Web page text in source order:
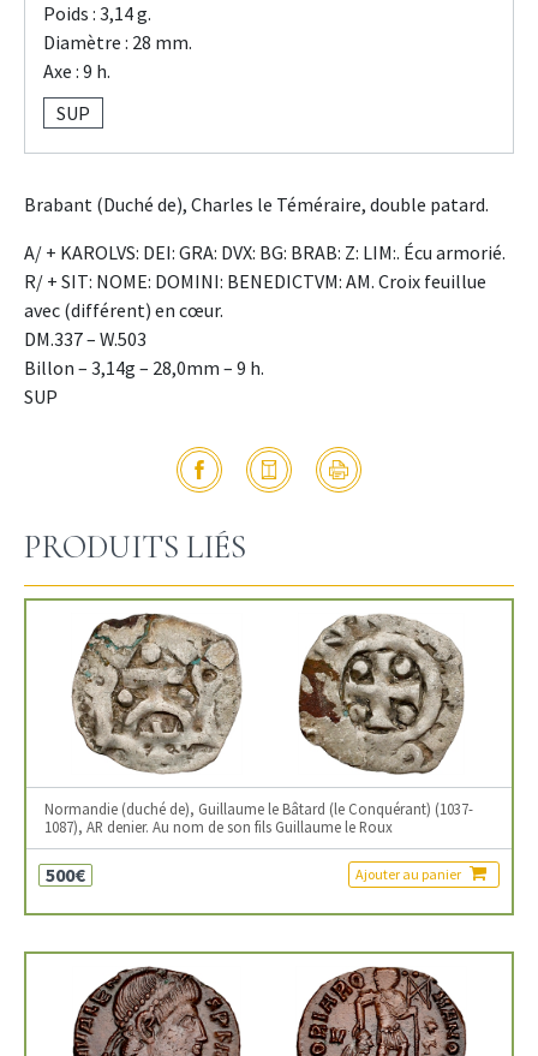
Poids : 3,14 g.
Diamètre : 28 mm.
Axe : 9 h.
SUP
Brabant (Duché de), Charles le Téméraire, double patard.
A/ + KAROLVS: DEI: GRA: DVX: BG: BRAB: Z: LIM:. Écu armorié.
R/ + SIT: NOME: DOMINI: BENEDICTVM: AM. Croix feuillue
avec (différent) en cœur.
DM.337 – W.503
Billon – 3,14g – 28,0mm – 9 h.
SUP
PRODUITS LIÉS
Normandie (duché de), Guillaume le Bâtard (le Conquérant) (1037-
1087), AR denier. Au nom de son fils Guillaume le Roux
500€ Ajouter au panier